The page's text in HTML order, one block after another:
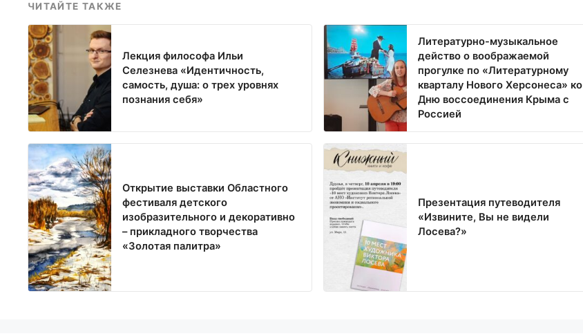
ЧИТАЙТЕ ТАКЖЕ
Лекция философа Ильи
Селезнева «Идентичность,
самость, душа: о трех уровнях
познания себя»
Литературно-музыкальное
действо о воображаемой
прогулке по «Литературному
кварталу Нового Херсонеса» ко
Дню воссоединения Крыма с
Россией
Открытие выставки Областного
фестиваля детского
изобразительного и декоративно
– прикладного творчества
«Золотая палитра»
Презентация путеводителя
«Извините, Вы не видели
Лосева?»